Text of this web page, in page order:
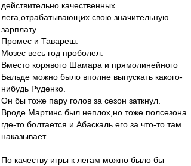
действительно качественных
лега,отрабатывающих свою значительную
зарплату.
Промес и Тавареш.
Мозес весь год проболел.
Вместо корявого Шамара и прямолинейного
Бальде можно было вполне выпускать какого-
нибудь Руденко.
Он бы тоже пару голов за сезон заткнул.
Вроде Мартинс был неплох,но тоже полсезона
где-то болтается и Абаскаль его за что-то там
наказывает.
По качеству игры к легам можно было бы